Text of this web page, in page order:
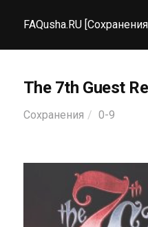
FAQusha.RU
The 7th Guest
Сохранения 0-9